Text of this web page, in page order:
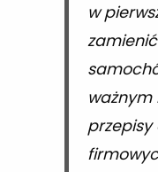
w